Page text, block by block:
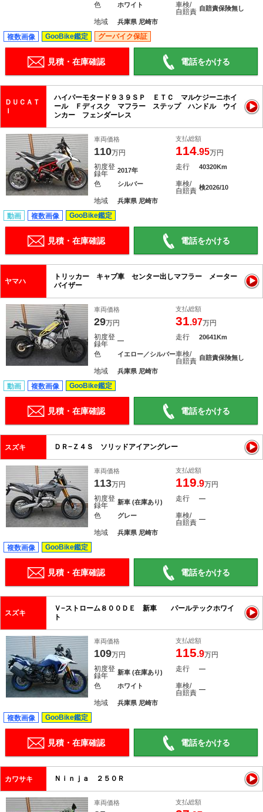
色 ホワイト
車検/
自賠責 自賠責保険無し
地域 兵庫県 尼崎市
複数画像 GooBike鑑定 グーバイク保証
見積・在庫確認 電話をかける
ＤＵＣＡＴ
Ｉ
ハイパーモタード９３９ＳＰ ＥＴＣ マルケジーニホイ
ール Ｆディスク マフラー ステップ ハンドル ウイ
ンカー フェンダーレス
車両価格
110万円
支払総額
114.95万円
初度登
録年
2017年 走行 40320Km
色 シルバー
車検/
自賠責 検2026/10
地域 兵庫県 尼崎市
動画 複数画像 GooBike鑑定
見積・在庫確認 電話をかける
ヤマハ
トリッカー キャブ車 センター出しマフラー メーター
バイザー
車両価格
29万円
支払総額
31.97万円
初度登
録年
― 走行 20641Km
色 イエロー／シルバー車検/
自賠責 自賠責保険無し
地域 兵庫県 尼崎市
動画 複数画像 GooBike鑑定
見積・在庫確認 電話をかける
スズキ ＤＲ−Ｚ４Ｓ ソリッドアイアングレー
車両価格
113万円
支払総額
119.9万円
初度登
録年
新車 (在庫あり) 走行 ―
色 グレー
車検/
自賠責 ―
地域 兵庫県 尼崎市
複数画像 GooBike鑑定
見積・在庫確認 電話をかける
スズキ
Ｖ−ストローム８００ＤＥ 新車 パールテックホワイ
ト
車両価格
109万円
支払総額
115.9万円
初度登
録年
新車 (在庫あり) 走行 ―
色 ホワイト
車検/
自賠責 ―
地域 兵庫県 尼崎市
複数画像 GooBike鑑定
見積・在庫確認 電話をかける
カワサキ Ｎｉｎｊａ ２５０Ｒ
車両価格 支払総額